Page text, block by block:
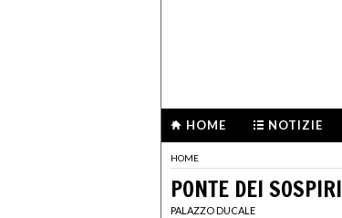
HOME NOTIZIE
HOME
PONTE DEI SOSPIRI
PALAZZO DUCALE